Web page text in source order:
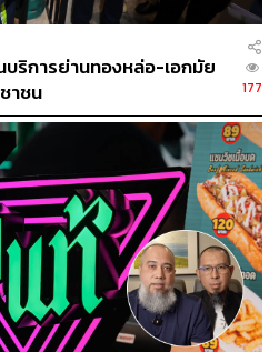
เปิดอยู่ด้านหน้าโครงการ
บรถผ่านถนนทองหล่อบ่อยๆ ไม่มี
นใช้สีส้มเด่น และเปิดตั้งแต่เช้า
นอาหารเช้าและไนต์คลับแนวดิส
ร้านตั้งใจนำพลาสติกรีไซเคิลมา
งหน้าร้าน หรือแท่นวางทิชชู ฯลฯ
ช่วยลดขยะพลาสติกไปได้กว่า 5
ศยังดูน่าสนุกสนาน โปร่งกว้าง มี
ตอร์บาร์ พร้อมกับลำโพงตัว
โดยเป็นลำโพงวินเทจจากปี
เท่านั้น
ริการย่านทองหล่อ-เอกมัย
าชน
177